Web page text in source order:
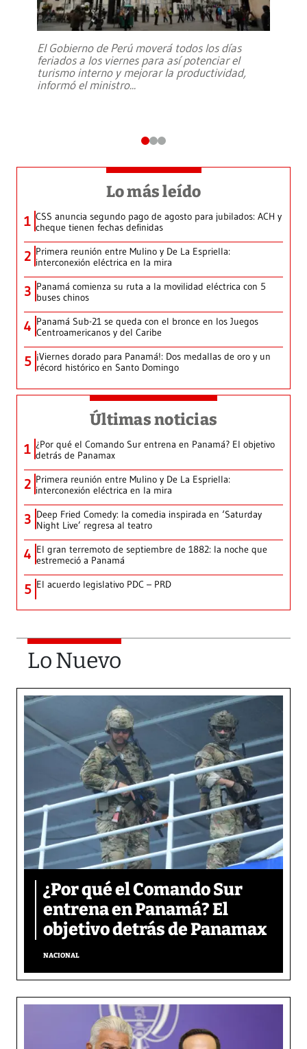
El Gobierno de Perú moverá todos los días
feriados a los viernes para así potenciar el
turismo interno y mejorar la productividad,
informó el ministro...
Lo más leído
1 CSS anuncia segundo pago de agosto para jubilados: ACH y
cheque tienen fechas definidas
2 Primera reunión entre Mulino y De La Espriella:
interconexión eléctrica en la mira
3 Panamá comienza su ruta a la movilidad eléctrica con 5
buses chinos
4 Panamá Sub-21 se queda con el bronce en los Juegos
Centroamericanos y del Caribe
5 ¡Viernes dorado para Panamá!: Dos medallas de oro y un
récord histórico en Santo Domingo
Últimas noticias
1 ¿Por qué el Comando Sur entrena en Panamá? El objetivo
detrás de Panamax
2 Primera reunión entre Mulino y De La Espriella:
interconexión eléctrica en la mira
3 Deep Fried Comedy: la comedia inspirada en ‘Saturday
Night Live’ regresa al teatro
4 El gran terremoto de septiembre de 1882: la noche que
estremeció a Panamá
5 El acuerdo legislativo PDC – PRD
Lo Nuevo
¿Por qué el Comando Sur
entrena en Panamá? El
objetivo detrás de Panamax
NACIONAL